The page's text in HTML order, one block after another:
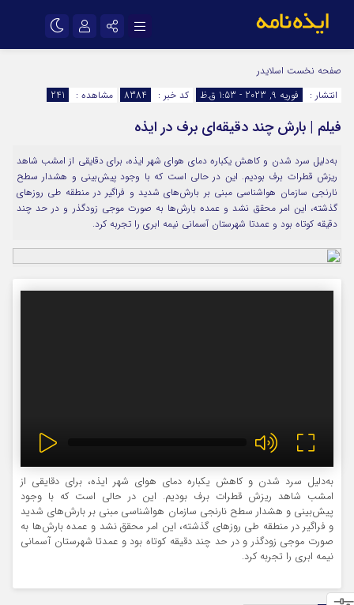
اینستاگرام
سروش
ایتا
آپارات
اپلیکیشن رمز عبور
مرا به خاطر بسپار
صفحه نخست اسلایدر
انتشار :
فوریه 9, 2023 - 1:53 ق.ظ کد خبر : 8384 مشاهده : 241
فیلم | بارش چند دقیقه‌ای برف در ایذه
به‌دلیل سرد شدن و کاهش یکباره دمای هوای شهر ایذه، برای دقایقی از امشب شاهد
ریزش قطرات برف بودیم. این در حالی است که با وجود پیش‌بینی و هشدار سطح
نارنجی سازمان هواشناسی مبنی بر بارش‌های شدید و فراگیر در منطقه طی روزهای
گذشته، این امر محقق نشد و عمده بارش‌ها به صورت موجی زودگذر و در حد چند
دقیقه کوتاه بود و عمدتا شهرستان آسمانی نیمه ابری را تجربه کرد.
به‌دلیل سرد شدن و کاهش یکباره دمای هوای شهر ایذه، برای دقایقی از
امشب شاهد ریزش قطرات برف بودیم. این در حالی است که با وجود
پیش‌بینی و هشدار سطح نارنجی سازمان هواشناسی مبنی بر بارش‌های شدید
و فراگیر در منطقه طی روزهای گذشته، این امر محقق نشد و عمده بارش‌ها به
صورت موجی زودگذر و در حد چند دقیقه کوتاه بود و عمدتا شهرستان آسمانی
نیمه ابری را تجربه کرد.